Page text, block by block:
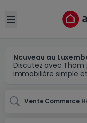
Open sidebar
Nouveau au
Discutez avec
immobilière simple
Vente Commerce
Annuler